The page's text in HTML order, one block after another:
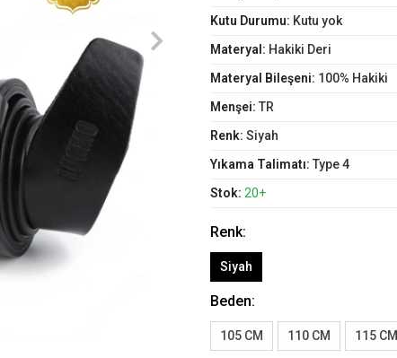
Kutu Durumu: Kutu yok
Materyal: Hakiki Deri
Materyal Bileşeni: 100% Hakiki
Menşei: TR
Renk: Siyah
Yıkama Talimatı: Type 4
Stok: 20+
Renk:
Siyah
Beden:
105 CM 110 CM 115 CM